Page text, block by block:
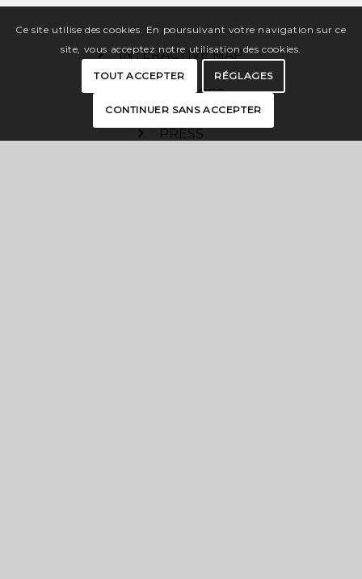
INTERACTIVE MAP
BROCHURES
PRESS
Ce site utilise des cookies. En poursuivant votre navigation sur ce
site, vous acceptez notre utilisation des cookies.
TOUT ACCEPTER RÉGLAGES
CONTINUER SANS ACCEPTER